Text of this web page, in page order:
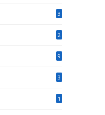
3
2
9
3
1